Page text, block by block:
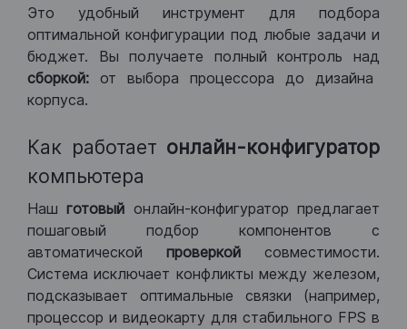
Это удобный инструмент для подбора
оптимальной конфигурации под любые задачи и
бюджет. Вы получаете полный контроль над
сборкой: от выбора процессора до дизайна
корпуса.
Как работает онлайн-конфигуратор
компьютера
Нашготовый онлайн-конфигуратор предлагает
пошаговый подбор компонентов с
автоматической проверкой совместимости.
Система исключает конфликты между железом,
подсказывает оптимальные связки (например,
процессор и видеокарту для стабильного FPS в